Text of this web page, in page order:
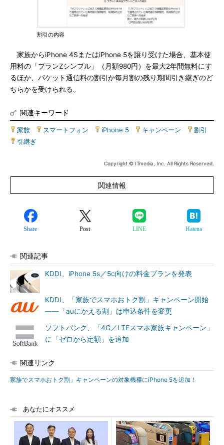
割引の内容
家族からiPhone 4SまたはiPhone 5を譲り受けた場合、基本使
用料の「プランZシンプル」（月額980円）を最大2年間無料にす
るほか、パケット通信料の割引か毎月割の残り期間引き継ぎのど
ちらかを受けられる。
関連キーワード
家族 スマートフォン iPhone 5 キャンペーン 割引
引継ぎ
Copyright © ITmedia, Inc. All Rights Reserved.
関連情報
Share Post LINE Hatena
関連記事
KDDI、iPhone 5s／5c向けの料金プランを発表
KDDI、「家族でスマホおトク割」キャンペーン開始
――「auにかえる割」は申込条件を変更
ソフトバンク、「4G／LTEスマホ家族キャンペーン」
に「ゼロから定額」を追加
関連リンク
家族でスマホおトク割」キャンペーンの対象機種にiPhone 5を追加！
あなたにオススメ